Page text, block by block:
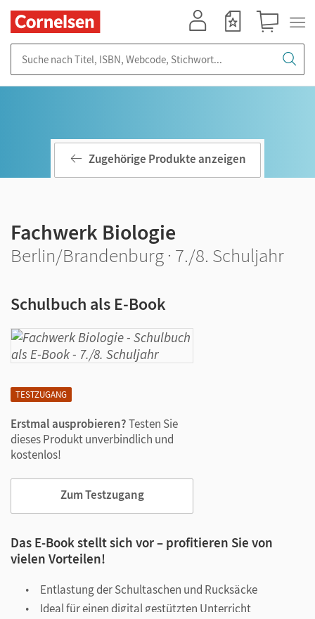
TESTZUGANG
Erstmal ausprobieren?Testen Sie
dieses Produkt unverbindlich und
kostenlos!
Zum Testzugang
Zugehörige Produkte anzeigen
Fachwerk Biologie
Berlin/Brandenburg · 7./8. Schuljahr
Schulbuch als E-Book
Das E-Book stellt sich vor – profitieren Sie von
vielen Vorteilen!
Entlastung der Schultaschen und Rucksäcke
Ideal für einen digital gestützten Unterricht